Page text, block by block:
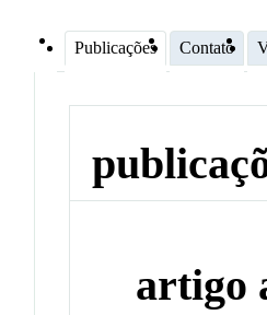
Publicações Contato
artigo